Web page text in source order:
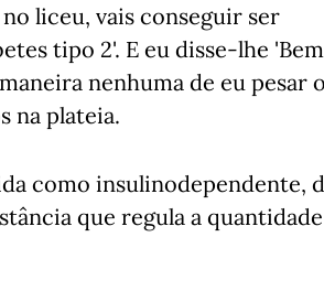
liceu, vais conseguir ser
tipo 2'. E eu disse-lhe
nenhuma de eu pesar
na plateia.
como insulinodependente,
que regula a